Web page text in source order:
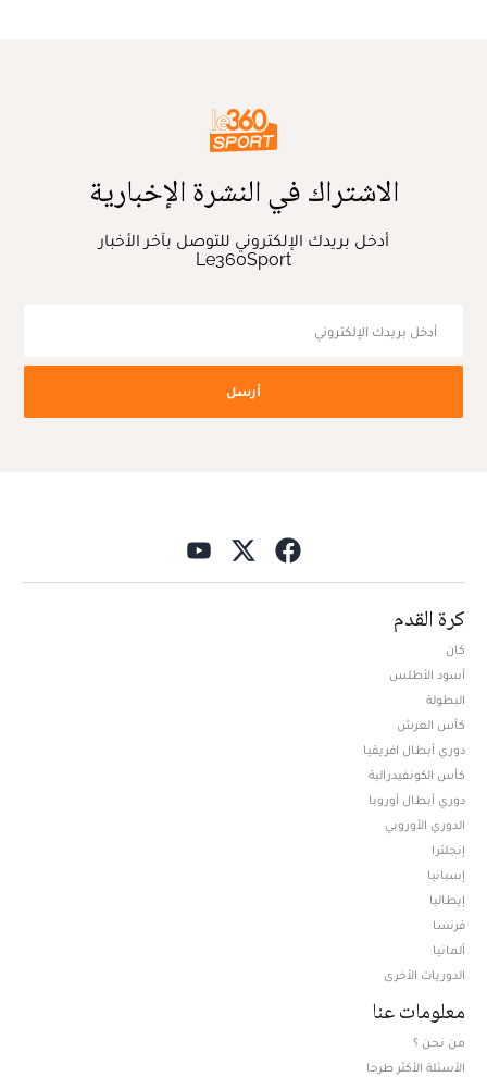
الاشتراك في النشرة الإخبارية
أدخل بريدك الإلكتروني للتوصل بآخر الأخبار
Le360Sport
أرسل
كرة القدم
كان
أسود الأطلس
البطولة
كأس العرش
دوري أبطال افريقيا
كأس الكونفيدرالية
دوري أبطال أوروبا
الدوري الأوروبي
إنجلترا
إسبانيا
إيطاليا
فرنسا
ألمانيا
الدوريات الأخرى
معلومات عنا
من نحن ؟
الأسئلة الأكثر طرحا